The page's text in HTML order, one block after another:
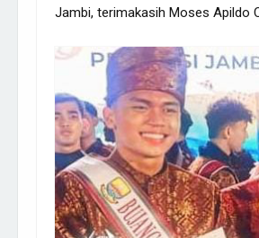
Jambi, terimakasih Moses Apildo